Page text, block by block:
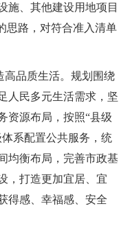
施、其他建设用地项目
思路，对符合准入清单
高品质生活。规划围绕
人民多元生活需求，坚
资源布局，按照“县级
系配置公共服务，统
均衡布局，完善市政基
，打造更加宜居、宜
得感、幸福感、安全